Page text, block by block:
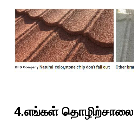
4.எங்கள் தொழிற்சாலை